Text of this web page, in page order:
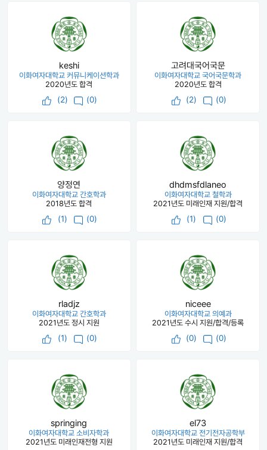
keshi
이화여자대학교 커뮤니케이션학과
2020년도 합격
(2) (0)
고려대국어국문
이화여자대학교 국어국문학과
2020년도 합격
(2) (0)
양정연
이화여자대학교 간호학과
2018년도 합격
(1) (0)
dhdmsfdlaneo
이화여자대학교 철학과
2021년도 미래인재 지원/합격
(1) (0)
rladjz
이화여자대학교 간호학과
2021년도 정시 지원
(1) (0)
niceee
이화여자대학교 의예과
2021년도 수시 지원/합격/등록
(0) (0)
springing
이화여자대학교 소비자학과
2021년도 미래인재전형 지원
el73
이화여자대학교 전기전자공학부
2021년도 미래인재 지원/합격